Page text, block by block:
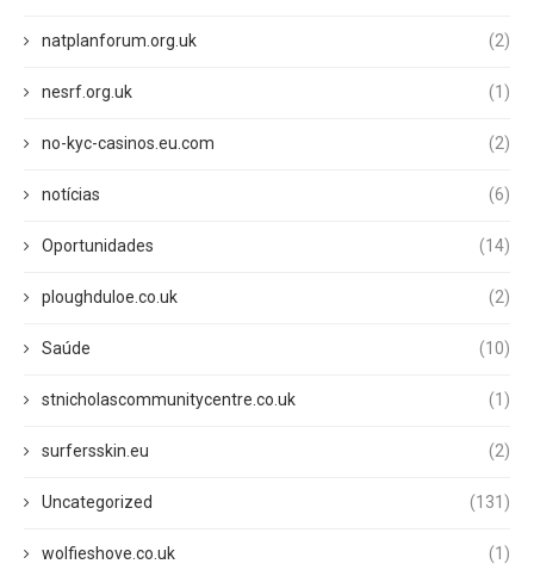
natplanforum.org.uk (2)
nesrf.org.uk (1)
no-kyc-casinos.eu.com (2)
notícias (6)
Oportunidades (14)
ploughduloe.co.uk (2)
Saúde (10)
stnicholascommunitycentre.co.uk (1)
surfersskin.eu (2)
Uncategorized (131)
wolfieshove.co.uk (1)